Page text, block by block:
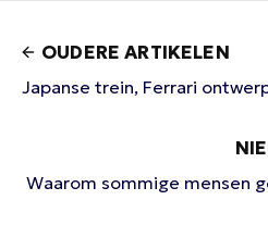
OUDERE ARTIKELEN
Japanse trein, Ferrari
Waarom sommige mensen